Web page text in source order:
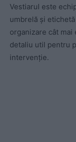
Vestiarul este
umbrelă și
organizare cât
detaliu util pentru
intervenție.